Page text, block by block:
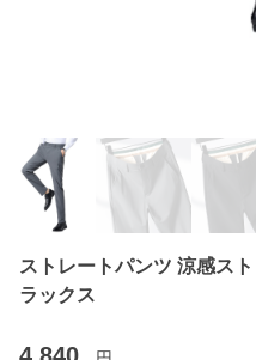
ストレートパンツ 涼感ス
ラックス